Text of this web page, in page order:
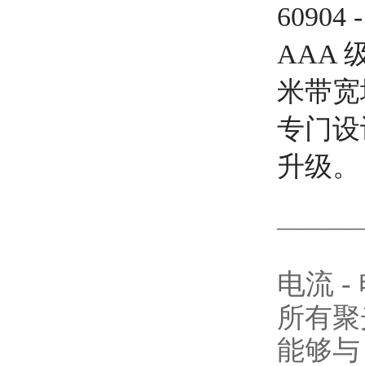
60904
AAA
米带
专门
升级。
电流 -
所有
能够